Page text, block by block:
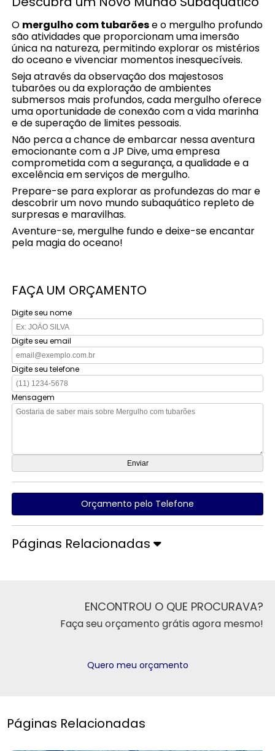
O mergulho com tubarõese o mergulho profundo
são atividades que proporcionam uma imersão
única na natureza, permitindo explorar os mistérios
do oceano e vivenciar momentos inesquecíveis.
Seja através da observação dos majestosos
tubarões ou da exploração de ambientes
submersos mais profundos, cada mergulho oferece
uma oportunidade de conexão com a vida marinha
e de superação de limites pessoais.
Não perca a chance de embarcar nessa aventura
emocionante com a JP Dive, uma empresa
comprometida com a segurança, a qualidade e a
excelência em serviços de mergulho.
Prepare-se para explorar as profundezas do mar e
descobrir um novo mundo subaquático repleto de
surpresas e maravilhas.
Aventure-se, mergulhe fundo e deixe-se encantar
pela magia do oceano!
FAÇA UM ORÇAMENTO
Digite seu nome
Digite seu email
Digite seu telefone
Mensagem
Orçamento pelo Telefone
Páginas Relacionadas
ENCONTROU O QUE PROCURAVA?
Faça seu orçamento grátis agora mesmo!
Quero meu orçamento
Páginas Relacionadas